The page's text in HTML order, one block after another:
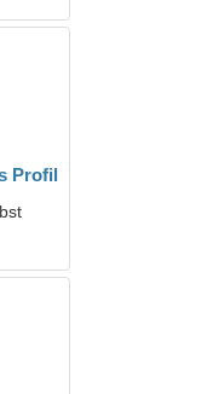
Profil